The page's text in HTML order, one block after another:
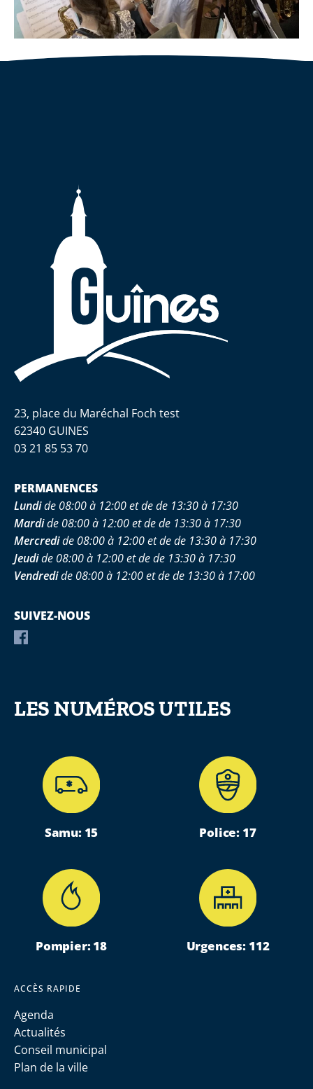
23, place du Maréchal Foch test
62340 GUINES
03 21 85 53 70
PERMANENCES
Lundide 08:00 à 12:00 et de de 13:30 à 17:30
Mardide 08:00 à 12:00 et de de 13:30 à 17:30
Mercredide 08:00 à 12:00 et de de 13:30 à 17:30
Jeudide 08:00 à 12:00 et de de 13:30 à 17:30
Vendredide 08:00 à 12:00 et de de 13:30 à 17:00
SUIVEZ-NOUS
LES NUMÉROS UTILES
Samu: 15 Police: 17
Pompier: 18 Urgences: 112
ACCÈS RAPIDE
Agenda
Actualités
Conseil municipal
Plan de la ville